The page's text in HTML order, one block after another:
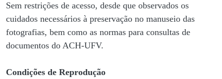
Sem restrições de acesso, desde que observados os
cuidados necessários à preservação no manuseio das
fotografias, bem como as normas para consultas de
documentos do ACH-UFV.
Condições de Reprodução